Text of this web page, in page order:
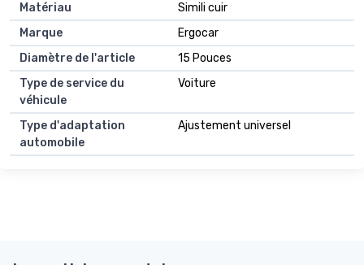
Matériau
Simili cuir
Marque
Ergocar
Diamètre de l'article
15 Pouces
Type de service du
véhicule
Voiture
Type d'adaptation
automobile
Ajustement universel